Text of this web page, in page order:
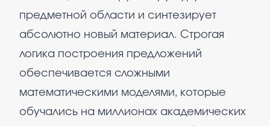
предметной области и синтезирует
абсолютно новый материал. Строгая
логика построения предложений
обеспечивается сложными
математическими моделями, которые
обучались на миллионах академических